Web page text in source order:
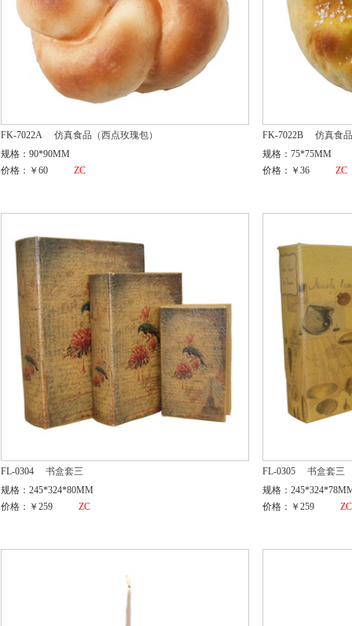
FK-7022A
仿真食品（西点玫瑰包）
规格：90*90MM
价格：￥60
ZC
FK-7022B
仿真食
规格：75*75MM
价格：￥36
ZC
FL-0304
书盒套三
规格：245*324*80MM
价格：￥259
ZC
FL-0305
书盒套三
规格：
价格：￥259
ZC